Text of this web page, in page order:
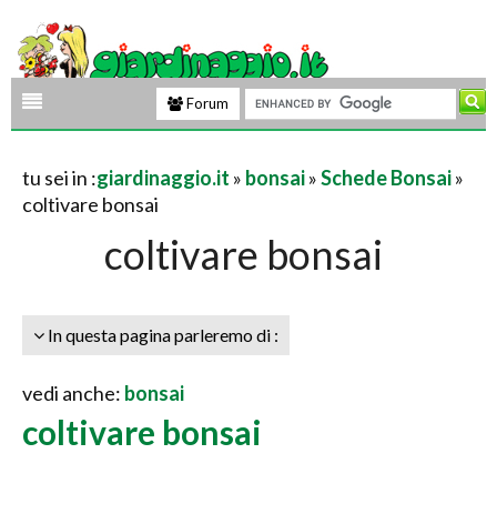
Forum
tu sei in :giardinaggio.it » bonsai»Schede Bonsai»
coltivare bonsai
coltivare bonsai
In questa pagina parleremo di :
vedi anche: bonsai
coltivare bonsai